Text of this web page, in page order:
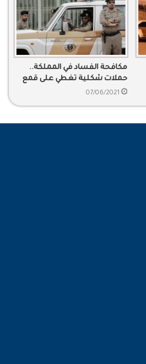
مكافحة الفساد في المملكة..
حملات شكلية تغطي على قمع
الحريات
07/06/2021